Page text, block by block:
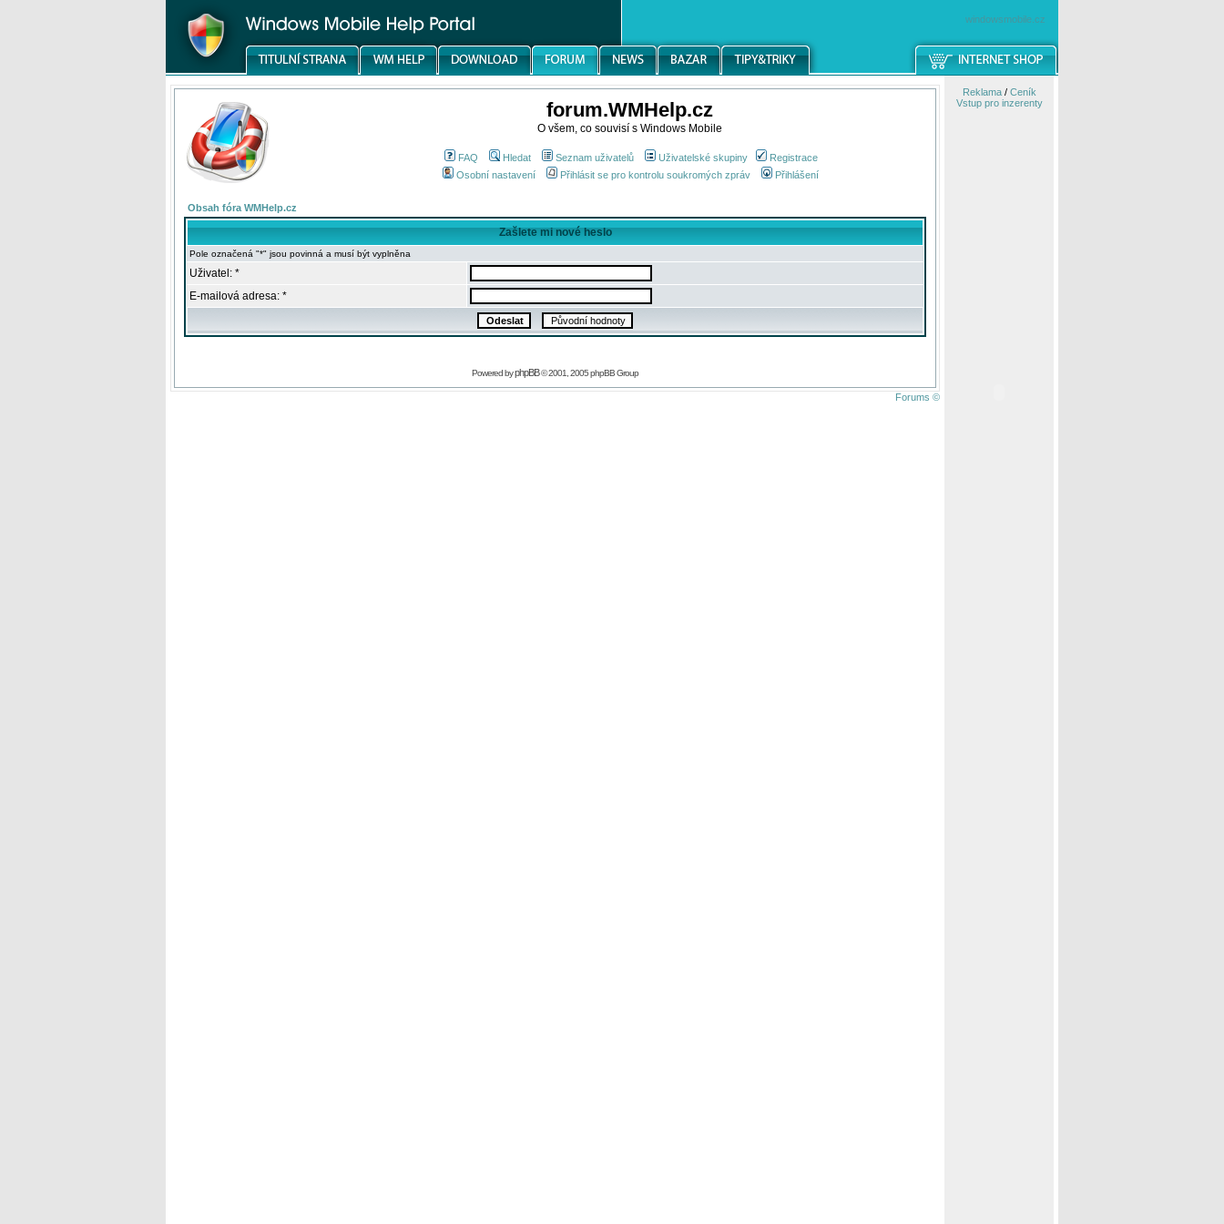
windowsmobile.cz
forum.WMHelp.cz
O všem, co souvisí s Windows Mobile
FAQ Hledat Seznam uživatelů Uživatelské skupiny
Registrace
Osobní nastavení
Přihlásit se pro kontrolu soukromých zpráv Přihlášení
Obsah fóra WMHelp.cz
Zašlete mi nové heslo
Pole označená "*" jsou povinná a musí být vyplněna
Uživatel: *
E-mailová adresa: *
Powered byphpBB© 2001, 2005 phpBB Group
Forums ©
Reklama/ Ceník
Vstup pro inzerenty